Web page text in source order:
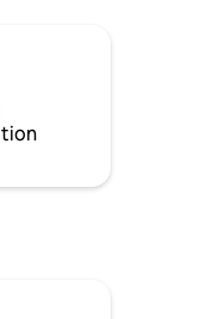
pour
une
Fi